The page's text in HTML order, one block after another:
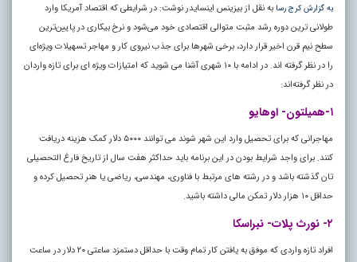
به گزارش کرج رسا به نقل از بیزینس اینسایدر نوشت: در شرایطی که اقتصاد آمریکا وارد
طولانی ترین دوره رشد مثبت متوالی اقتصادی خود می‌شود و نرخ بیکاری در پایین‌ترین
سطح نیم قرن اخیر قرار دارد، برخی شهرها برای جذب نیروی کار و مهاجر تسهیلات ویژه‌ای
را در نظر گرفته اند. در ادامه با ۱۰ شهری آشنا می شوید که امتیازات ویژه ای برای تازه واردان
در نظر گرفته‌اند:
۱-همیلتون- اوهایو
مهاجرانی که برای تحصیل وارد این شهر شوند می توانند ۵۰۰۰ دلار کمک هزینه دریافت
کنند. برای واجد شرایط بودن در این برنامه باید حداکثر هفت سال از تاریخ فارغ التحصیلی
تان گذشته باشد و در رشته های مرتبط با فناوری، مهندسی، ریاضی یا هنر تحصیل کرده و
حداقل ۱۰ هزار دلار تمکن مالی داشته باشید.
۲- نورث پلات- نبراسکا
افراد تازه واردی که موفق به یافتن کار تمام وقت با حداقل دستمزد ساعتی ۲۰ دلار در ساعت